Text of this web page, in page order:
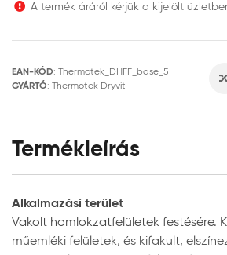
A termék áráról kérjük a kijelölt
EAN-KÓD: Thermotek_DHFF_base_5
GYÁRTÓ: Thermotek Dryvit
Termékleírás
Alkalmazási terület
Vakolt homlokzatfelületek festésére.
műemléki felületek, és kifakult,